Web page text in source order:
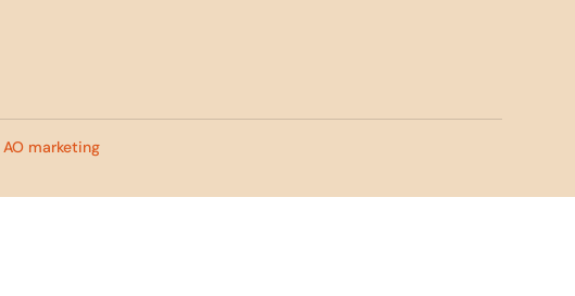
AO marketing